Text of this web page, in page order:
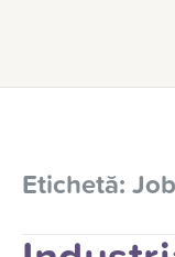
Etichetă: